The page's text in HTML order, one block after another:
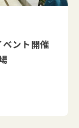
ベント開催